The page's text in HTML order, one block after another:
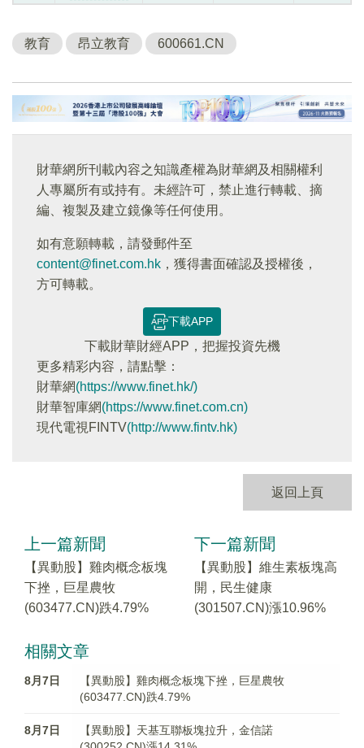
教育 昂立教育 600661.CN
財華網所刊載內容之知識產權為財華網及相關權利
人專屬所有或持有。未經許可，禁止進行轉載、摘
編、複製及建立鏡像等任何使用。
如有意願轉載，請發郵件至
content@finet.com.hk ，獲得書面確認及授權後，
方可轉載。
下載APP
下載財華財經APP，把握投資先機
更多精彩内容，請點擊：
財華網(https://www.finet.hk/)
財華智庫網(https://www.finet.com.cn)
現代電視FINTV(http://www.fintv.hk)
返回上頁
上一篇新聞
【異動股】雞肉概念板塊
下挫，巨星農牧
(603477.CN)跌4.79%
下一篇新聞
【異動股】維生素板塊高
開，民生健康
(301507.CN)漲10.96%
相關文章
8月7日
【異動股】雞肉概念板塊下挫，巨星農牧
(603477.CN)跌4.79%
8月7日
【異動股】天基互聯板塊拉升，金信諾